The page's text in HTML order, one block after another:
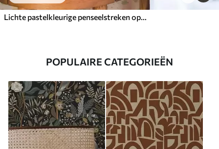
Lichte pastelkleurige penseelstreken op een bijna witte achtergrond
POPULAIRE CATEGORIEËN